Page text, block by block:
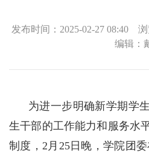
发布时间：2025-02-27 08:40 浏
编辑：
为进一步明确新学期学
生干部的工作能力和服务水
制度，2月25日晚，学院团